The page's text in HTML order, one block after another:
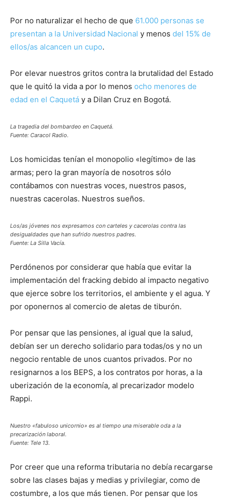
Por no naturalizar el hecho de que 61.000 personas se
presentan a la Universidad Nacional y menos del 15% de
ellos/as alcancen un cupo.
Por elevar nuestros gritos contra la brutalidad del Estado
que le quitó la vida a por lo menos ocho menores de
edad en el Caquetá y a Dilan Cruz en Bogotá.
La tragedia del bombardeo en Caquetá.
Fuente: Caracol Radio.
Los homicidas tenían el monopolio «legítimo» de las
armas; pero la gran mayoría de nosotros sólo
contábamos con nuestras voces, nuestros pasos,
nuestras cacerolas. Nuestros sueños.
Los/as jóvenes nos expresamos con carteles y cacerolas contra las
desigualdades que han sufrido nuestros padres.
Fuente: La Silla Vacía.
Perdónenos por considerar que había que evitar la
implementación del fracking debido al impacto negativo
que ejerce sobre los territorios, el ambiente y el agua. Y
por oponernos al comercio de aletas de tiburón.
Por pensar que las pensiones, al igual que la salud,
debían ser un derecho solidario para todas/os y no un
negocio rentable de unos cuantos privados. Por no
resignarnos a los BEPS, a los contratos por horas, a la
uberización de la economía, al precarizador modelo
Rappi.
Nuestro «fabuloso unicornio» es al tiempo una miserable oda a la
precarización laboral.
Fuente: Tele 13.
Por creer que una reforma tributaria no debía recargarse
sobre las clases bajas y medias y privilegiar, como de
costumbre, a los que más tienen. Por pensar que los